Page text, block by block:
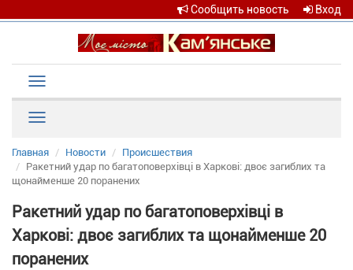
Сообщить новость Вход
navigation
Главная Новости
Происшествия
Ракетний удар по багатоповерхівці в Харкові: двоє загиблих та
щонайменше 20 поранених
Ракетний удар по багатоповерхівці в
Харкові: двоє загиблих та щонайменше 20
поранених